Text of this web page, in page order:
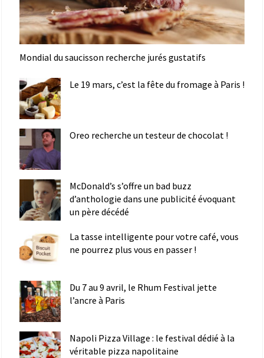
Mondial du saucisson recherche jurés gustatifs
Le 19 mars, c’est la fête du fromage à Paris !
Oreo recherche un testeur de chocolat !
McDonald’s s’offre un bad buzz
d’anthologie dans une publicité évoquant
un père décédé
La tasse intelligente pour votre café, vous
ne pourrez plus vous en passer !
Du 7 au 9 avril, le Rhum Festival jette
l’ancre à Paris
Napoli Pizza Village : le festival dédié à la
véritable pizza napolitaine